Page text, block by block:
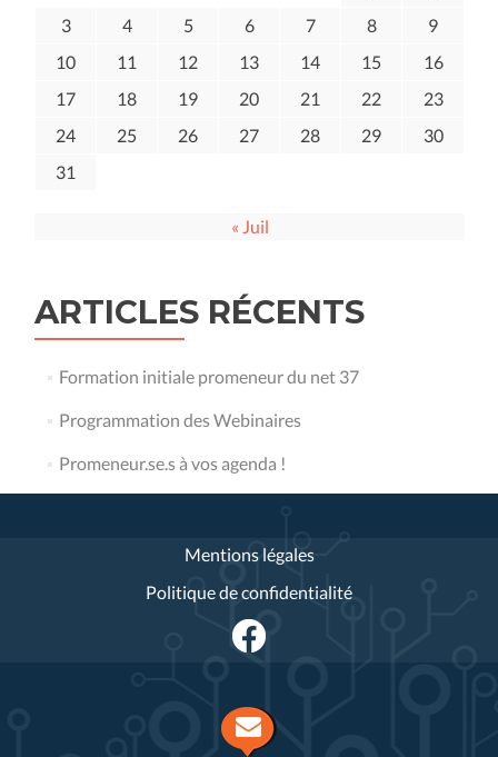
3
4 5 6 7 8
9
10
11 12 13 14 15
16
17
18 19 20 21 22
23
24
25 26 27 28 29
30
31
« Juil
ARTICLES RÉCENTS
Formation initiale promeneur du net 37
Programmation des Webinaires
Promeneur.se.s à vos agenda !
Mentions légales
Politique de confidentialité